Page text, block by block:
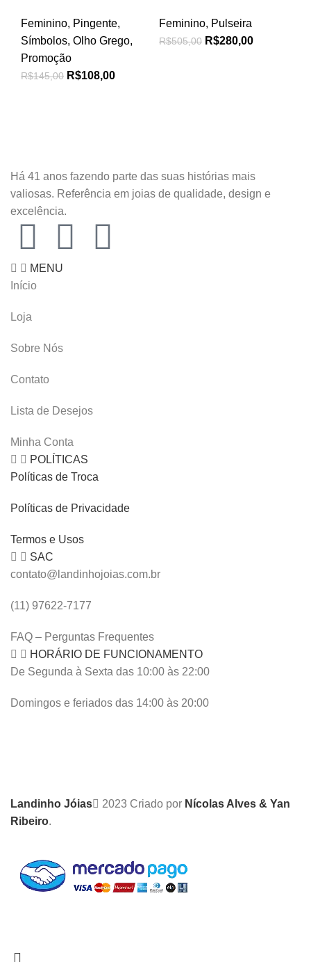
Feminino, Pingente,
Símbolos, Olho Grego,
Promoção
R$145,00 R$108,00
Feminino, Pulseira
R$505,00 R$280,00
Há 41 anos fazendo parte das suas histórias mais
valiosas. Referência em joias de qualidade, design e
excelência.
MENU
Início
Loja
Sobre Nós
Contato
Lista de Desejos
Minha Conta
POLÍTICAS
Políticas de Troca
Políticas de Privacidade
Termos e Usos
SAC
contato@landinhojoias.com.br
(11) 97622-7177
FAQ – Perguntas Frequentes
HORÁRIO DE FUNCIONAMENTO
De Segunda à Sexta das 10:00 às 22:00
Domingos e feriados das 14:00 às 20:00
Landinho Jóias 2023 Criado por Nícolas Alves & Yan
Ribeiro.